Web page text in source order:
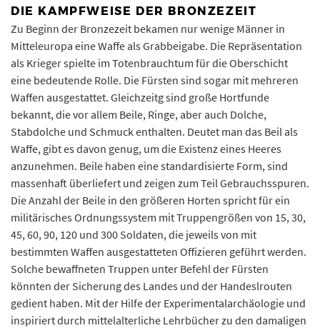
DIE KAMPFWEISE DER BRONZEZEIT
Zu Beginn der Bronzezeit bekamen nur wenige Männer in
Mitteleuropa eine Waffe als Grabbeigabe. Die Repräsentation
als Krieger spielte im Totenbrauchtum für die Oberschicht
eine bedeutende Rolle. Die Fürsten sind sogar mit mehreren
Waffen ausgestattet. Gleichzeitg sind große Hortfunde
bekannt, die vor allem Beile, Ringe, aber auch Dolche,
Stabdolche und Schmuck enthalten. Deutet man das Beil als
Waffe, gibt es davon genug, um die Existenz eines Heeres
anzunehmen. Beile haben eine standardisierte Form, sind
massenhaft überliefert und zeigen zum Teil Gebrauchsspuren.
Die Anzahl der Beile in den größeren Horten spricht für ein
militärisches Ordnungssystem mit Truppengrößen von 15, 30,
45, 60, 90, 120 und 300 Soldaten, die jeweils von mit
bestimmten Waffen ausgestatteten Offizieren geführt werden.
Solche bewaffneten Truppen unter Befehl der Fürsten
könnten der Sicherung des Landes und der Handeslrouten
gedient haben. Mit der Hilfe der Experimentalarchäologie und
inspiriert durch mittelalterliche Lehrbücher zu den damaligen